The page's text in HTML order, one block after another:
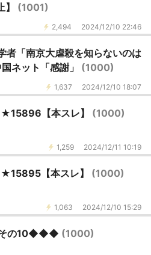
(1001)
2,494 2024/12/10 22:46
者「南京大虐殺を知らないのは
ネット「感謝」 (1000)
1,637 2024/12/10 18:07
【本スレ】 (1000)
1,259 2024/12/11 10:19
【本スレ】 (1000)
1,063 2024/12/10 15:29
の10◆◆◆ (1000)